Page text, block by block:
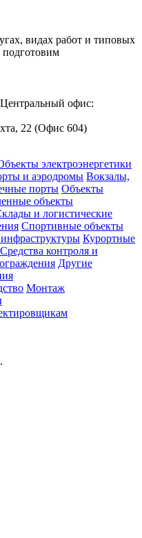
, видах работ и типовых
подготовим
Центральный офис:
22 (Офис 604)
электроэнергетики
и аэродромы Вокзалы,
порты Объекты
объекты
и логистические
Спортивные объекты
Курортные
Средства контроля и
Другие
Монтаж